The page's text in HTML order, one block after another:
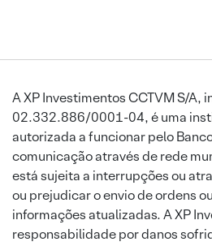
A XP Investimentos CCTVM S/A,
02.332.886/0001-04, é uma
autorizada a funcionar pelo
comunicação através de rede
está sujeita a interrupções ou
ou prejudicar o envio de ordens
informações atualizadas. A XP
responsabilidade por danos